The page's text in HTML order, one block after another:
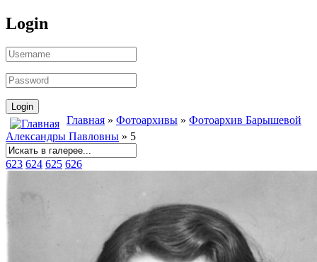
Login
Главная » Фотоархивы » Фотоархив Барышевой
Александры Павловны » 5
623 624 625 626